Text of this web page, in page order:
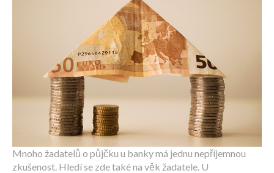
Mnoho žadatelů o půjčku u banky má jednu nepříjemnou
zkušenost. Hledí se zde také na věk žadatele. U